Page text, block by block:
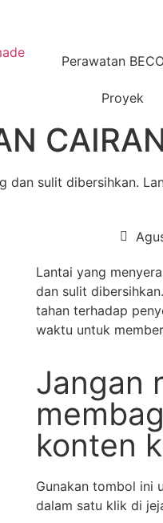
Perawatan
Proyek
dan sulit dibersihkan.
Lantai yang
dan sulit
tahan terhadap
waktu untuk
Jangan
konten
Gunakan tombol ini
dalam satu klik di